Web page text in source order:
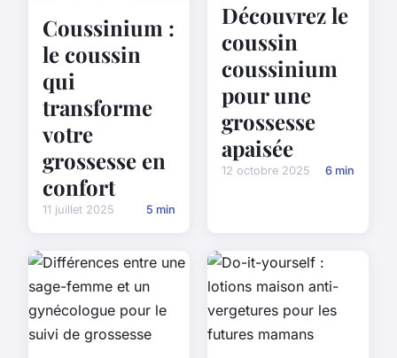
Coussinium :
le coussin
qui
transforme
votre
grossesse en
confort
11 juillet 2025 5 min
Découvrez le
coussin
coussinium
pour une
grossesse
apaisée
12 octobre 2025 6 min